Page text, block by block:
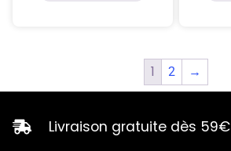
1 2 →
Livraison gratuite dès 59€